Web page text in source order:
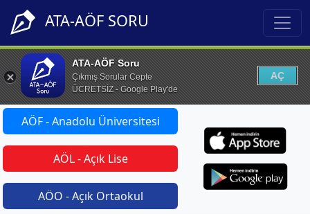
ATA-AÖF SORU
ATA-AÖF Soru
Çıkmış Sorular Cepte
ÜCRETSİZ - Google Play'de
AÇ
AÖF - Anadolu Üniversitesi
AÖL - Açık Lise
AÖO - Açık Ortaokul